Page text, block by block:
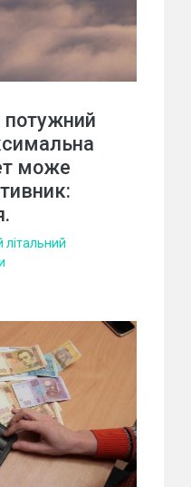
потужний
може
літальний